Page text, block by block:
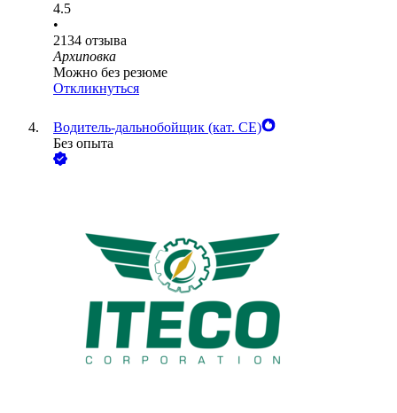
4.5
•
2134 отзыва
Архиповка
Можно без резюме
Откликнуться
Водитель-дальнобойщик (кат. CE)
Без опыта